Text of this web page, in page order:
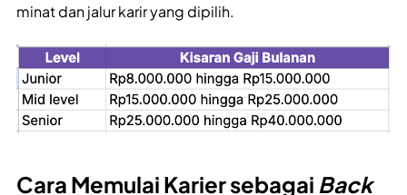
minat dan jalur karir yang dipilih.
Cara Memulai Karier sebagai Back